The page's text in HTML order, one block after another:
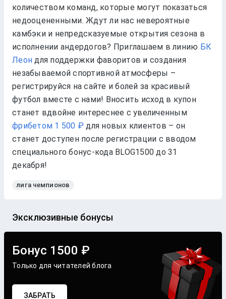
количеством команд, которые могут показаться
недооцененными. Ждут ли нас невероятные
камбэки и непредсказуемые открытия сезона в
исполнении андердогов? Приглашаем в линию БК
Леон для поддержки фаворитов и создания
незабываемой спортивной атмосферы –
регистрируйся на сайте и болей за красивый
футбол вместе с нами! Вносить исход в купон
станет вдвойне интереснее с увеличенным
фрибетом 1 500 ₽ для новых клиентов – он
станет доступен после регистрации с вводом
специального бонус-кода BLOG1500 до 31
декабря!
лига чемпионов
Эксклюзивные бонусы
Бонус 1500 ₽
Только для читателей блога
ЗАБРАТЬ